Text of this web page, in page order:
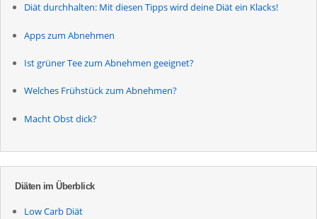
Diät durchhalten: Mit diesen Tipps wird deine Diät ein Klacks!
Apps zum Abnehmen
Ist grüner Tee zum Abnehmen geeignet?
Welches Frühstück zum Abnehmen?
Macht Obst dick?
Diäten im Überblick
Low Carb Diät